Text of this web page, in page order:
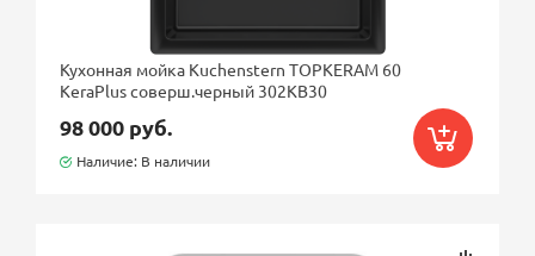
Кухонная мойка Kuchenstern TOPKERAM 60
KeraPlus соверш.черный 302KB30
98 000 руб.
Наличие: В наличии